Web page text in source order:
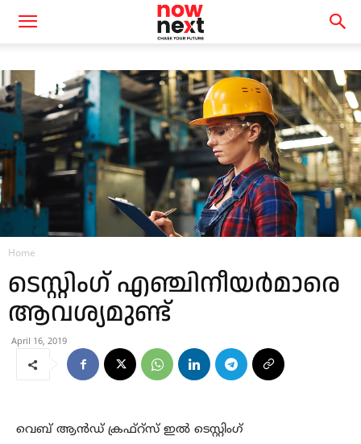
Home
ടെസ്റ്റിംഗ് എഞ്ചിനീയർമാരെ
ആവശ്യമുണ്ട്
April 16, 2019
വെബ് ആൻഡ് ക്രഫ്റ്സ് ഇൽ ടെസ്റ്റിംഗ്